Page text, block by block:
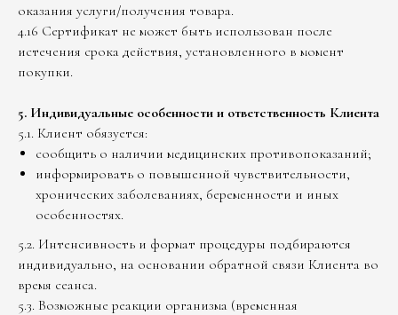
оказания услуги/получения товара.
4.16 Сертификат не может быть использован после
истечения срока действия, установленного в момент
покупки.
5. Индивидуальные особенности и ответственность Клиента
5.1. Клиент обязуется:
сообщить о наличии медицинских противопоказаний;
информировать о повышенной чувствительности,
хронических заболеваниях, беременности и иных
особенностях.
5.2. Интенсивность и формат процедуры подбираются
индивидуально, на основании обратной связи Клиента во
время сеанса.
5.3. Возможные реакции организма (временная